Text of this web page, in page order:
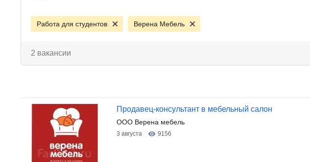
Работа для студентов Верена Мебель
2 вакансии
Продавец-консультант в мебельный салон
ООО Верена мебель
3 августа 9156